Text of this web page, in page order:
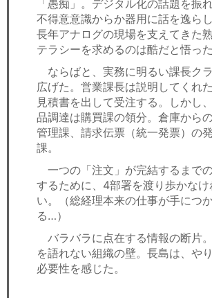
「愚痴」。デジタル化の話題を振
不得意意識からか器用に話を逸らし
長年アナログの現場を支えてきた
テラシーを求めるのは酷だと悟った
ならばと、実務に明るい課長ク
広げた。営業課長は説明してくれ
見積書を出して受注する。しかし
品調達は購買課の領分。倉庫から
管理課、請求伝票（統一発票）の
課。
一つの「注文」が完結するまで
するために、4部署を渡り歩かなけ
い。（総経理本来の仕事が手につ
る…）
バラバラに点在する情報の断片
を語れない組織の壁。長島は、や
必要性を感じた。